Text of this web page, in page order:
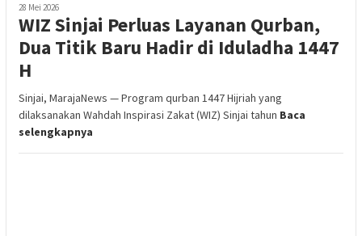
28 Mei 2026
WIZ Sinjai Perluas Layanan Qurban,
Dua Titik Baru Hadir di Iduladha 1447
H
Sinjai, MarajaNews — Program qurban 1447 Hijriah yang
dilaksanakan Wahdah Inspirasi Zakat (WIZ) Sinjai tahun Baca
selengkapnya